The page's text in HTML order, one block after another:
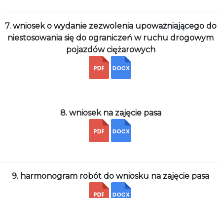
7. wniosek o wydanie zezwolenia upoważniającego do
niestosowania się do ograniczeń w ruchu drogowym
pojazdów ciężarowych
8. wniosek na zajęcie pasa
9. harmonogram robót do wniosku na zajęcie pasa